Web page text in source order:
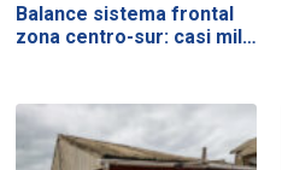
Balance sistema frontal
zona centro-sur: casi mil…